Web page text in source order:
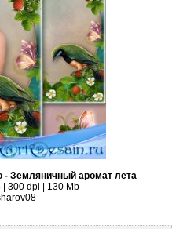
Земляничный аромат лета
| 300 dpi | 130 Mb